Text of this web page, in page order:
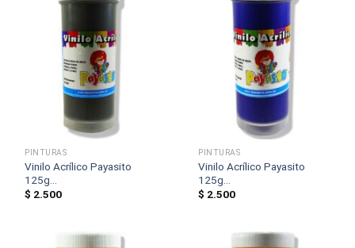
PINTURAS
Vinilo Acrílico Payasito
125g...
$ 2.500
PINTURAS
Vinilo Acrílico Payasito
125g...
$ 2.500